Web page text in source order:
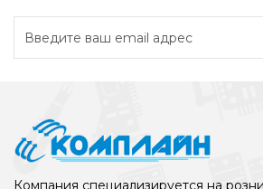
Компания специализируется на